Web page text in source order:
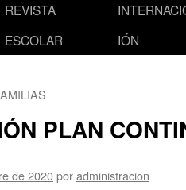
REVISTA
ESCOLAR
IÓN
PLAN
de 2020poradministracion